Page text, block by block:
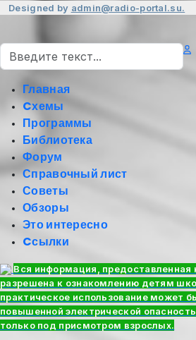
Designed by admin@radio-portal.su.
Поиск
Главная
Cхемы
Программы
Библиотека
Форум
Справочный лист
Советы
Обзоры
Это интересно
Cсылки
Вся информация, предоставленная
разрешена к ознакомлению детям
практическое использование может
повышенной электрической
только под присмотром взрослых.